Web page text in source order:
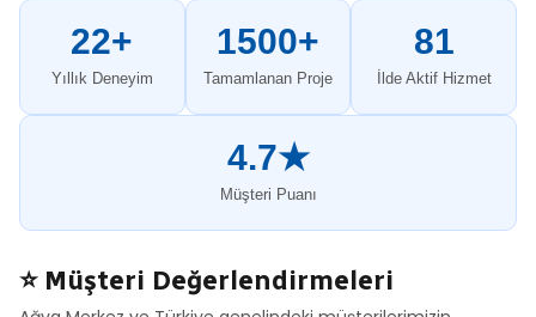
22+
Yıllık Deneyim
1500+
Tamamlanan Proje
81
İlde Aktif Hizmet
4.7★
Müşteri Puanı
⭐ Müşteri Değerlendirmeleri